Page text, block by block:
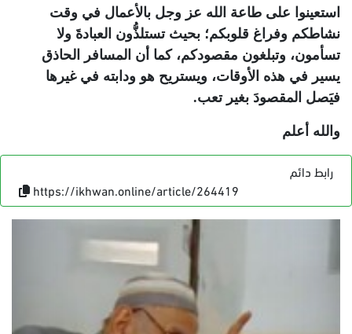
استعينوا على طاعة الله عز وجل بالأعمال في وقت
نشاطكم وفراغ قلوبكم؛ بحيث تستلذُّون العبادةَ ولا
تسأمون، وتبلغون مقصودكم، كما أن المسافر الحاذق
يسير في هذه الأوقات، ويستريح هو ودابته في غيرها
فيَصل المقصودَ بغير تعب.
والله أعلم
رابط دائم
https://ikhwan.online/article/264419